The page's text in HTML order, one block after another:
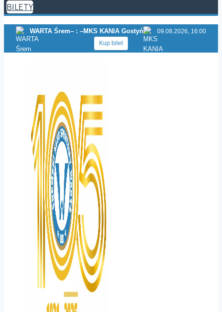
BILETY
WARTA Śrem– : –MKS KANIA Gostyń
09.08.2026, 16:00
Kup bilet